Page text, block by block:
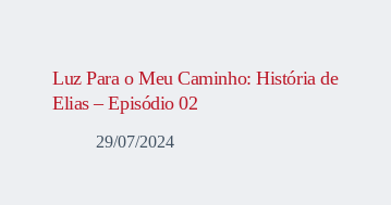
Luz Para o Meu Caminho: História de
Elias – Episódio 02
29/07/2024